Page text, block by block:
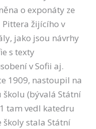
o exponáty ze
Pittera žijícího v
jako jsou návrhy
s texty
v Sofii aj.
1909, nastoupil na
(bývalá Státní
tam vedl katedru
školy stala Státní